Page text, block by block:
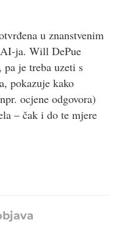
u znanstvenim
ja. Will DePue
je treba uzeti s
pokazuje kako
ocjene odgovora)
– čak i do te mjere